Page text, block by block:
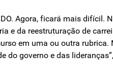
Agora, ficará mais difícil.
e da reestruturação de
em uma ou outra rubrica.
governo e das